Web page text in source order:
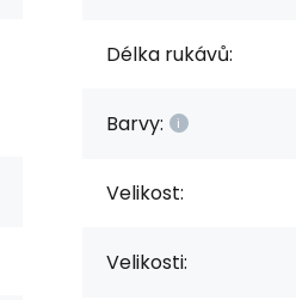
Délka rukávů:
Barvy:
Velikost:
Velikosti: